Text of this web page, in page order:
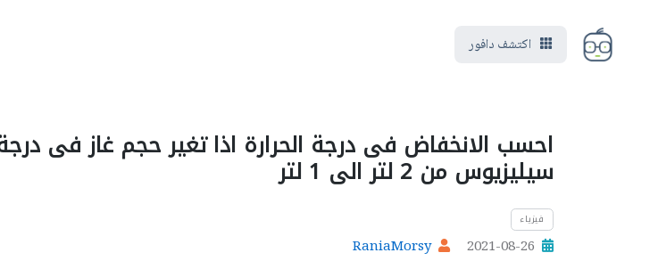
اكتشف دافور
سيليزيوس من 2 لتر الى 1 لتر
فيزياء
2021-08-26
RaniaMorsy